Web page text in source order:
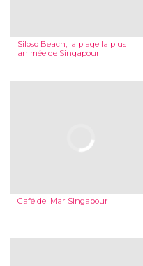
Siloso Beach, la plage la plus
animée de Singapour
Café del Mar Singapour